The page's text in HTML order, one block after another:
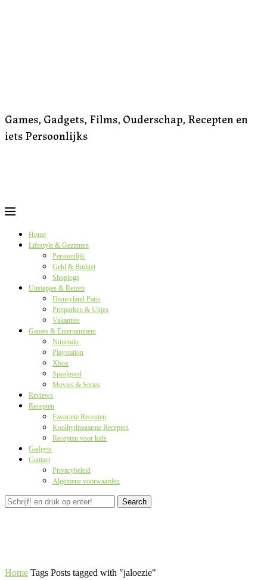
Games, Gadgets, Films, Ouderschap, Recepten en
iets Persoonlijks
Home
Lifestyle & Gezinnen
Persoonlijk
Geld & Budget
Shoplogs
Uitstapjes & Reizen
Disneyland Paris
Pretparken & Uitjes
Vakanties
Games & Entertainment
Nintendo
Playstation
Xbox
Speelgoed
Movies & Series
Reviews
Recepten
Favoriete Recepten
Koolhydraatarme Recepten
Recepten voor kids
Gadgets
Contact
Privacybeleid
Algemene voorwaarden
Search
Home Tags Posts tagged with "jaloezie"